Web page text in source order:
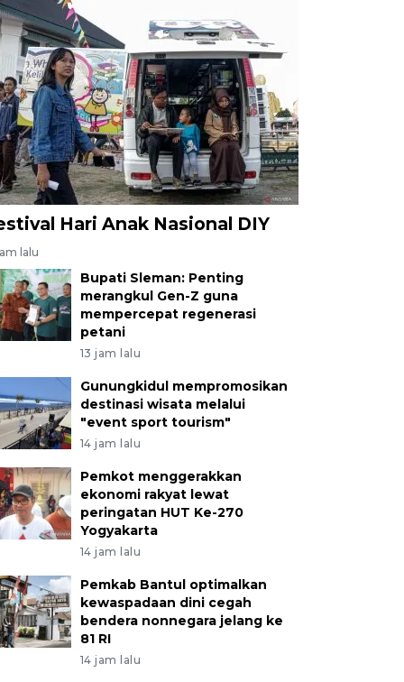
Hari Anak Nasional DIY
lalu
Bupati Sleman: Penting
merangkul Gen-Z guna
mempercepat regenerasi
petani
13 jam lalu
Gunungkidul mempromosikan
destinasi wisata melalui
"event sport tourism"
14 jam lalu
Pemkot menggerakkan
ekonomi rakyat lewat
peringatan HUT Ke-270
Yogyakarta
14 jam lalu
Pemkab Bantul optimalkan
kewaspadaan dini cegah
bendera nonnegara jelang ke
81 RI
14 jam lalu